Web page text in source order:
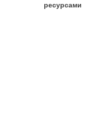
ресурсами